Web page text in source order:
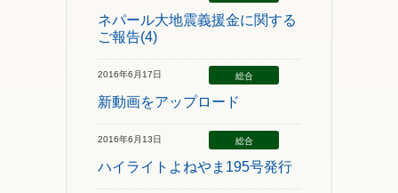
ネパール大地震義援金に関する
ご報告(4)
2016年6月17日 総合
新動画をアップロード
2016年6月13日 総合
ハイライトよねやま195号発行